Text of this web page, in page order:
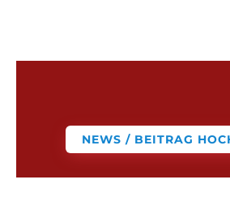
NEWS / BEITRAG